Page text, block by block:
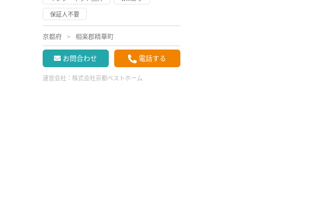
保証人不要
京都府 相楽郡精華町
お問合わせ 電話する
運営会社： 株式会社京都ベストホーム